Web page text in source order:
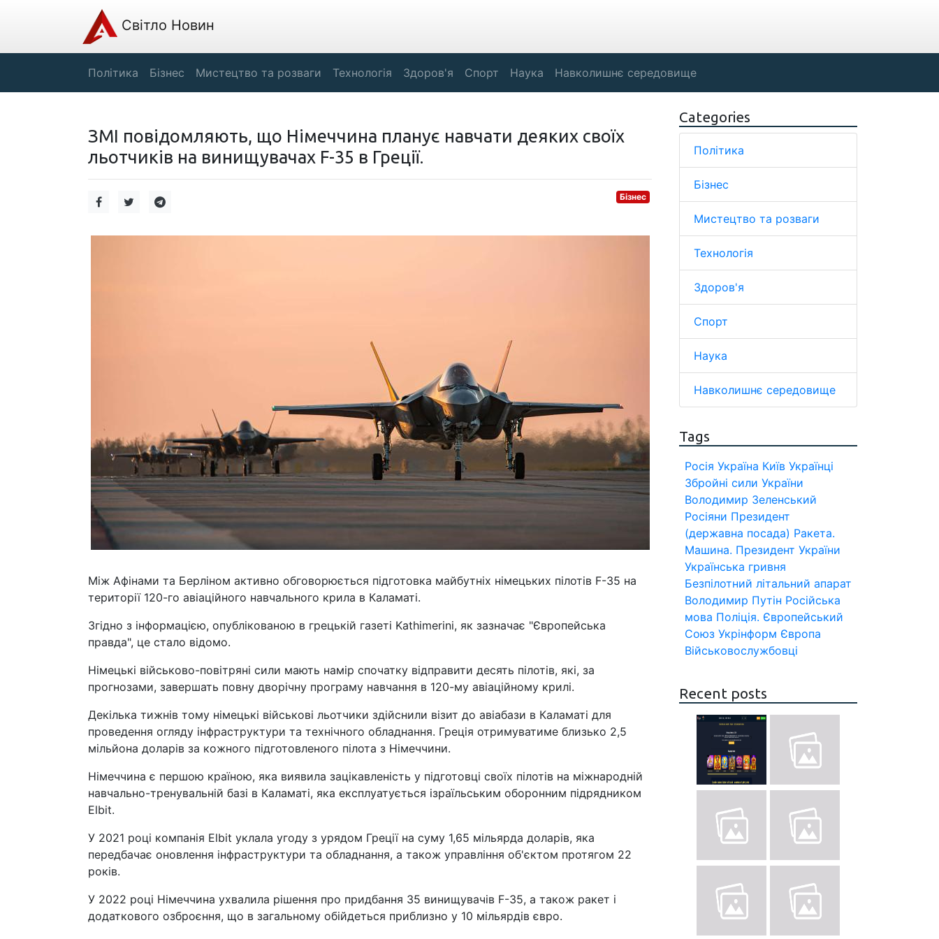
Світло Новин
Політика Бізнес Мистецтво та розваги Технологія Здоров'я Спорт Наука Навколишнє середовище
ЗМІ повідомляють, що Німеччина планує навчати деяких своїх
льотчиків на винищувачах F-35 в Греції.
Бізнес
Між Афінами та Берліном активно обговорюється підготовка майбутніх німецьких пілотів F-35 на
території 120-го авіаційного навчального крила в Каламаті.
Згідно з інформацією, опублікованою в грецькій газеті Kathimerini, як зазначає "Європейська
правда", це стало відомо.
Німецькі військово-повітряні сили мають намір спочатку відправити десять пілотів, які, за
прогнозами, завершать повну дворічну програму навчання в 120-му авіаційному крилі.
Декілька тижнів тому німецькі військові льотчики здійснили візит до авіабази в Каламаті для
проведення огляду інфраструктури та технічного обладнання. Греція отримуватиме близько 2,5
мільйона доларів за кожного підготовленого пілота з Німеччини.
Німеччина є першою країною, яка виявила зацікавленість у підготовці своїх пілотів на міжнародній
навчально-тренувальній базі в Каламаті, яка експлуатується ізраїльським оборонним підрядником
Elbit.
У 2021 році компанія Elbit уклала угоду з урядом Греції на суму 1,65 мільярда доларів, яка
передбачає оновлення інфраструктури та обладнання, а також управління об'єктом протягом 22
років.
У 2022 році Німеччина ухвалила рішення про придбання 35 винищувачів F-35, а також ракет і
додаткового озброєння, що в загальному обійдеться приблизно у 10 мільярдів євро.
Categories
Політика
Бізнес
Мистецтво та розваги
Технологія
Здоров'я
Спорт
Наука
Навколишнє середовище
Tags
Росія Україна Київ Українці
Збройні сили України
Володимир Зеленський
Росіяни Президент
(державна посада) Ракета.
Машина. Президент України
Українська гривня
Безпілотний літальний апарат
Володимир Путін Російська
мова Поліція. Європейський
Союз Укрінформ Європа
Військовослужбовці
Recent posts